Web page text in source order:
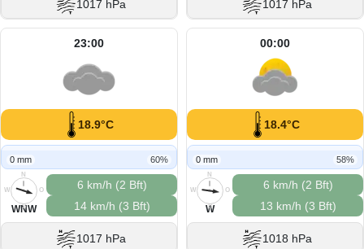
1017 hPa 1017 hPa
23:00
18.9°C
0 mm 60%
N
O
S
W
WNW
6 km/h (2 Bft)
14 km/h (3 Bft)
1017 hPa
00:00
18.4°C
0 mm 58%
N
O
S
W
W
6 km/h (2 Bft)
13 km/h (3 Bft)
1018 hPa